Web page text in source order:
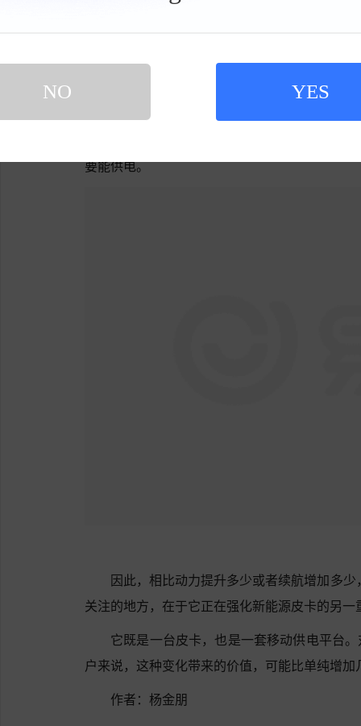
NO YES
过去用户选择皮卡，首先考虑的是拉货、
要能供电。
因此，相比动力提升多少或者续航增加多
关注的地方，在于它正在强化新能源皮卡的另一
它既是一台皮卡，也是一套移动供电平台
户来说，这种变化带来的价值，可能比单纯增
作者：杨金朋